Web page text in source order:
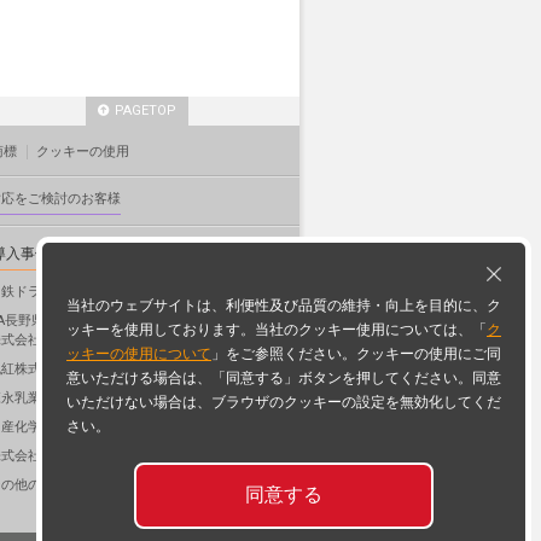
PAGETOP
標 クッキーの使用
をご検討のお客様
入事例
鉄ドラム株式会社 様
長野県グループ
会社長野県協同電算 様
株式会社 様
乳業株式会社 様
産化学工業株式会社 様
会社NaITO 様
他の導入事例
当社のウェブサイトは、利便性及び品質の維持・向上を目的に、ク
ッキーを使用しております。当社のクッキー使用については、「 ク
ッキーの使用について 」をご参照ください。クッキーの使用にご同
意いただける場合は、「同意する」ボタンを押してください。同意
いただけない場合は、ブラウザのクッキーの設定を無効化してくだ
さい。
同意する